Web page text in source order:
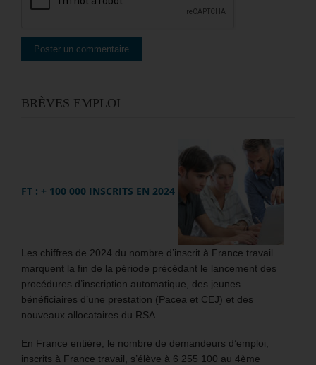
BRÈVES EMPLOI
FT : + 100 000 INSCRITS EN 2024
Les chiffres de 2024 du nombre d’inscrit à France travail
marquent la fin de la période précédant le lancement des
procédures d’inscription automatique, des jeunes
bénéficiaires d’une prestation (Pacea et CEJ) et des
nouveaux allocataires du RSA.
En France entière, le nombre de demandeurs d’emploi,
inscrits à France travail, s’élève à 6 255 100 au 4ème